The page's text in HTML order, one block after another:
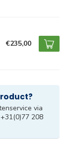
€235,00
via
208